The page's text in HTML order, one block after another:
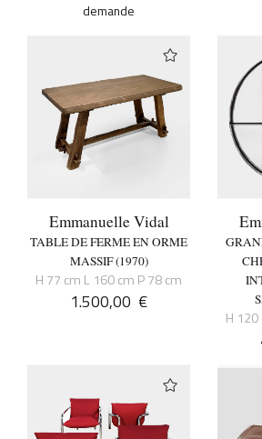
demande
Emmanuelle Vidal
TABLE DE FERME EN ORME
MASSIF (1970)
H 77 cm L 160 cm P 78 cm
1.500,00 €
H